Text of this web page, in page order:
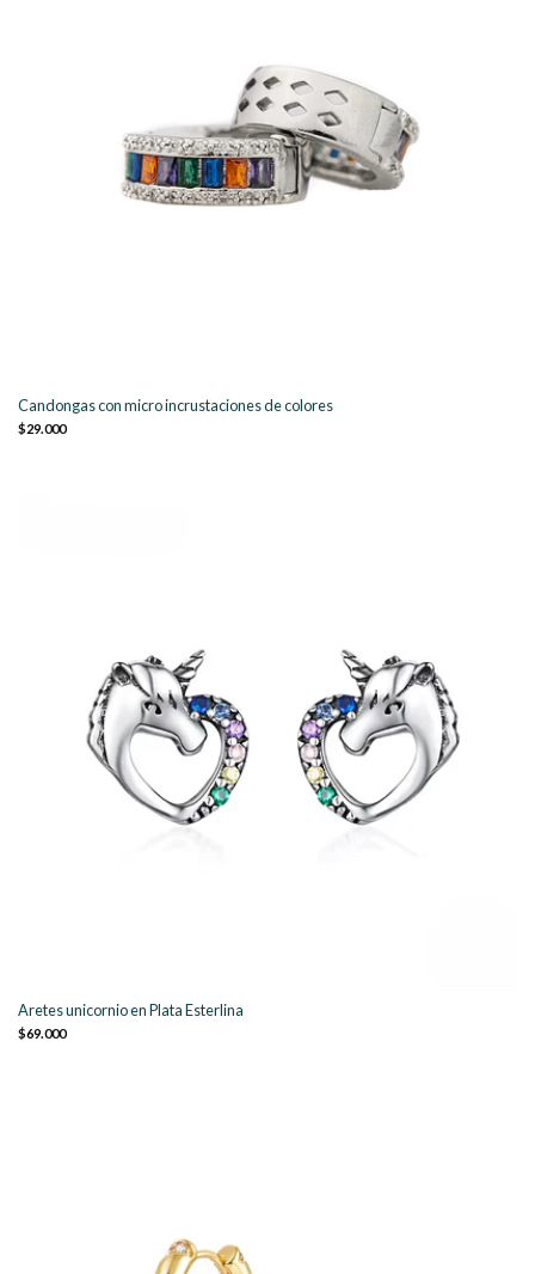
Candongas con micro incrustaciones de colores
$29.000
Aretes unicornio en Plata Esterlina
$69.000